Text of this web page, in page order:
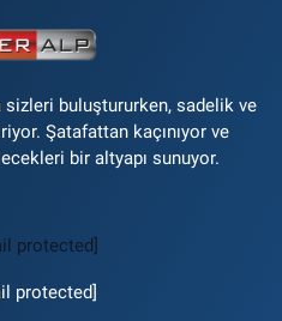
sizleri buluştururken, sadelik ve
Şatafattan kaçınıyor ve
bir altyapı sunuyor.
protected]
protected]